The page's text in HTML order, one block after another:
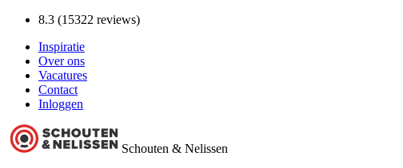
8.3 (15322 reviews)
Inspiratie
Over ons
Vacatures
Contact
Inloggen
Schouten & Nelissen